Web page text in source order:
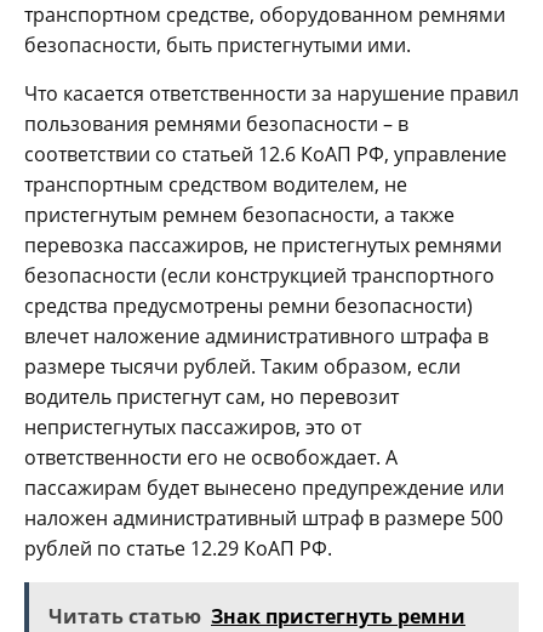
транспортном средстве, оборудованном ремнями
безопасности, быть пристегнутыми ими.
Что касается ответственности за нарушение правил
пользования ремнями безопасности – в
соответствии со статьей 12.6 КоАП РФ, управление
транспортным средством водителем, не
пристегнутым ремнем безопасности, а также
перевозка пассажиров, не пристегнутых ремнями
безопасности (если конструкцией транспортного
средства предусмотрены ремни безопасности)
влечет наложение административного штрафа в
размере тысячи рублей. Таким образом, если
водитель пристегнут сам, но перевозит
непристегнутых пассажиров, это от
ответственности его не освобождает. А
пассажирам будет вынесено предупреждение или
наложен административный штраф в размере 500
рублей по статье 12.29 КоАП РФ.
Читать статью Знак пристегнуть ремни